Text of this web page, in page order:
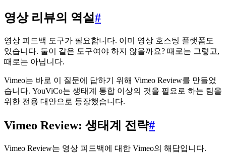
영상 리뷰의 역설#
영상 피드백 도구가 필요합니다. 이미 영상 호스팅 플랫폼도
있습니다. 둘이 같은 도구여야 하지 않을까요? 때로는 그렇고,
때로는 아닙니다.
Vimeo는 바로 이 질문에 답하기 위해 Vimeo Review를 만들었
습니다. YouViCo는 생태계 통합 이상의 것을 필요로 하는 팀을
위한 전용 대안으로 등장했습니다.
Vimeo Review: 생태계 전략#
Vimeo Review는 영상 피드백에 대한 Vimeo의 해답입니다.